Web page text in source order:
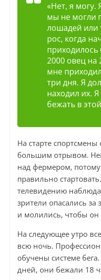
«Нет, я могу.
мы не могли
лошадей или
рос, когда
приходилось
2000 овец на
мне
три дня. Я
находил их.
бежать в
На старте
большим отрывом.
над фермером, потому
правильно
телевидению
зрители опасались
и молились, чтобы он
На следующее утро
всю ночь.
обучены системе
дней, они бежали 18